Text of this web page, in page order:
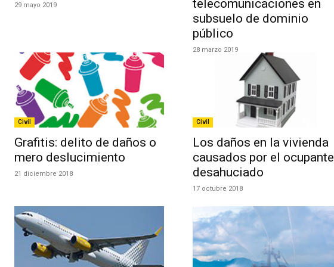
29 mayo 2019
telecomunicaciones en
subsuelo de dominio
público
28 marzo 2019
Civil
Grafitis: delito de daños o
mero deslucimiento
21 diciembre 2018
Civil
Los daños en la vivienda
causados por el ocupante
desahuciado
17 octubre 2018